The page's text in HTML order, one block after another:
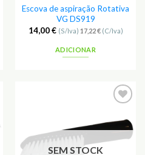
Escova de aspiração Rotativa
VG DS919
14,00€ (S/Iva) 17,22€(C/Iva)
ADICIONAR
SEM STOCK